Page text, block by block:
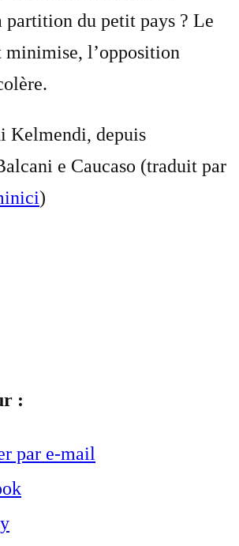
du petit pays ? Le
minimise, l’opposition
Kelmendi, depuis
e Caucaso (traduit par
)
:
par e-mail